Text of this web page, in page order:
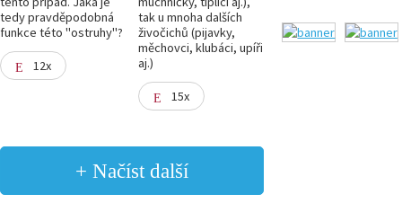
tedy pravděpodobná
funkce této "ostruhy"?
12x
tak u mnoha dalších
živočichů (pijavky,
měchovci, klubáci, upíři
aj.)
15x
+ Načíst další